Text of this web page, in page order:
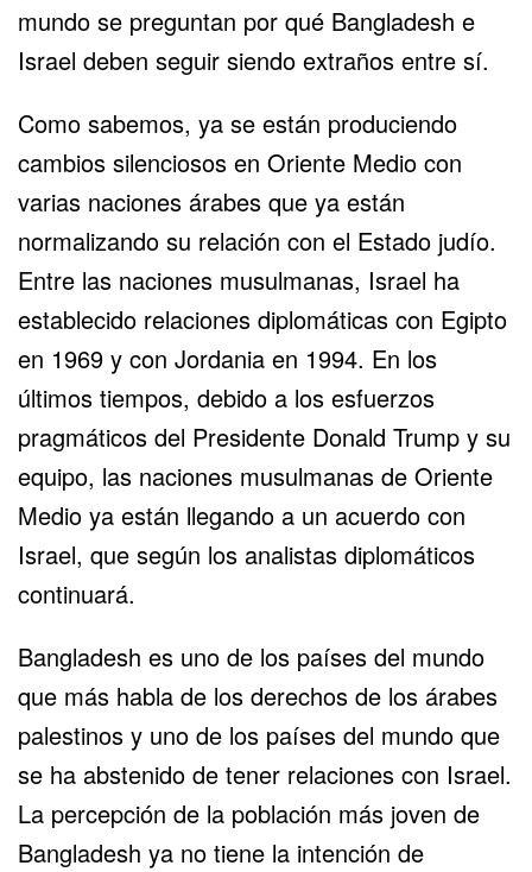
mundo se preguntan por qué Bangladesh e
Israel deben seguir siendo extraños entre sí.
Como sabemos, ya se están produciendo
cambios silenciosos en Oriente Medio con
varias naciones árabes que ya están
normalizando su relación con el Estado judío.
Entre las naciones musulmanas, Israel ha
establecido relaciones diplomáticas con Egipto
en 1969 y con Jordania en 1994. En los
últimos tiempos, debido a los esfuerzos
pragmáticos del Presidente Donald Trump y su
equipo, las naciones musulmanas de Oriente
Medio ya están llegando a un acuerdo con
Israel, que según los analistas diplomáticos
continuará.
Bangladesh es uno de los países del mundo
que más habla de los derechos de los árabes
palestinos y uno de los países del mundo que
se ha abstenido de tener relaciones con Israel.
La percepción de la población más joven de
Bangladesh ya no tiene la intención de